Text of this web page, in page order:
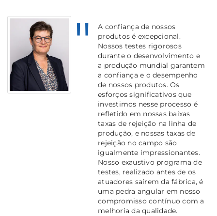
A confiança de nossos
produtos é excepcional.
Nossos testes rigorosos
durante o desenvolvimento e
a produção mundial garantem
a confiança e o desempenho
de nossos produtos. Os
esforços significativos que
investimos nesse processo é
refletido em nossas baixas
taxas de rejeição na linha de
produção, e nossas taxas de
rejeição no campo são
igualmente impressionantes.
Nosso exaustivo programa de
testes, realizado antes de os
atuadores saírem da fábrica, é
uma pedra angular em nosso
compromisso contínuo com a
melhoria da qualidade.